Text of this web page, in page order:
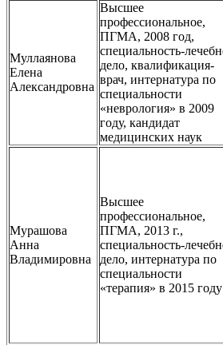
Муллаянова
Елена
Александровна
Высшее
профессиональное,
ПГМА, 2008 год,
специальность-
дело, квалификация-
врач, интернатура по
специальности
«неврология» в 2009
году, кандидат
медицинских наук
Мурашова
Анна
Владимировна
Высшее
профессиональное,
ПГМА, 2013 г.,
специальность-
дело, интернатура по
специальности
«терапия» в 2015 году